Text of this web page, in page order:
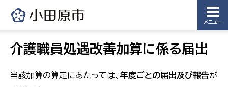
メニュー
介護職員処遇改善加算に係る届出
当該加算の算定にあたっては、 年度ごとの届出及び報告が